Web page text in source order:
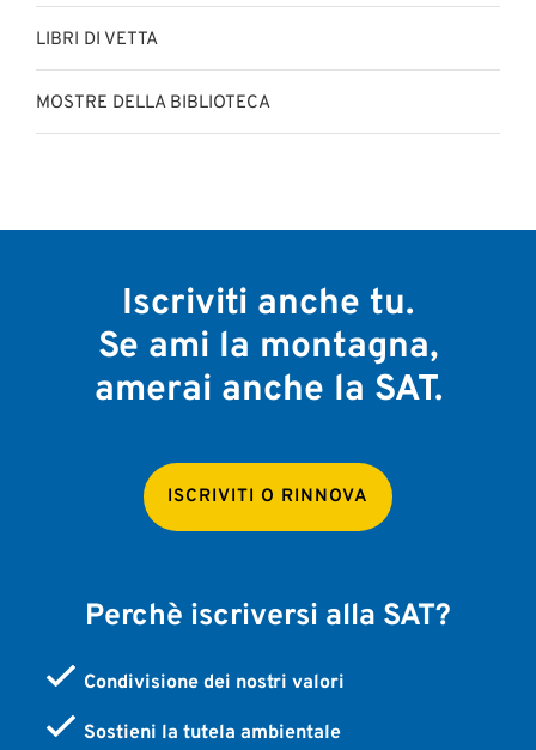
LIBRI DI VETTA
MOSTRE DELLA BIBLIOTECA
Iscriviti anche tu.
Se ami la montagna,
amerai anche la SAT.
ISCRIVITI O RINNOVA
Perchè iscriversi alla SAT?
Condivisione dei nostri valori
Sostieni la tutela ambientale